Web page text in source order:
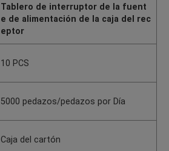
Tablero de interruptor de la fuent
e de alimentación de la caja del rec
eptor
10 PCS
5000 pedazos/pedazos por Día
Caja del cartón